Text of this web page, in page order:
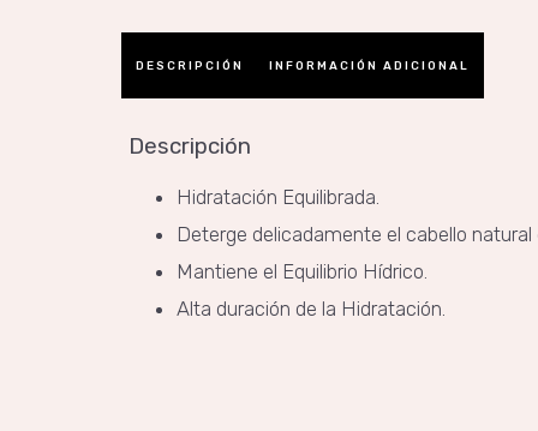
DESCRIPCIÓN INFORMACIÓN ADICIONAL
Descripción
Hidratación Equilibrada.
Deterge delicadamente el cabello
Mantiene el Equilibrio Hídrico.
Alta duración de la Hidratación.